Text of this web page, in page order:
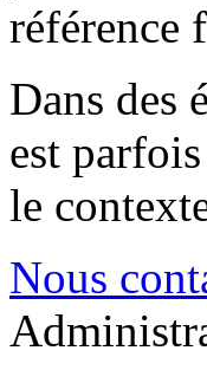
référence
Dans des
est
le
Nous